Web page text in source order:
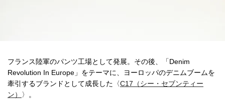
フランス陸軍のパンツ工場として発展。その後、「Denim
Revolution In Europe」をテーマに、ヨーロッパのデニムブームを
牽引するブランドとして成長した〈C17（シー・セブンティー
ン）
〉。